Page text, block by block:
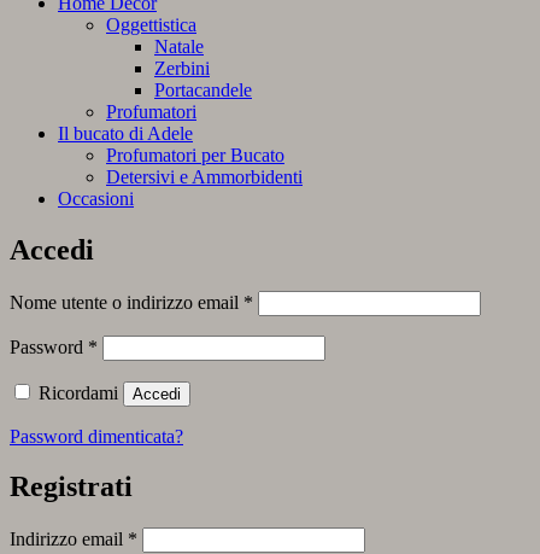
Oggettistica
Natale
Zerbini
Portacandele
Profumatori
Il bucato di Adele
Profumatori per Bucato
Detersivi e Ammorbidenti
Occasioni
Accedi
Nome utente o indirizzo email *
Password *
Ricordami Accedi
Password dimenticata?
Registrati
Indirizzo email *